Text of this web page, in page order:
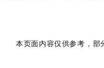
本页面内容仅供参考，部